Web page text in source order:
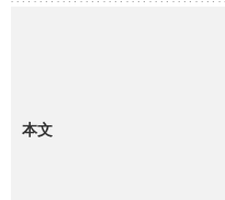
本文